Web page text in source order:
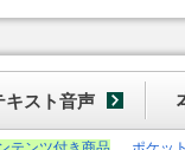
キスト音声